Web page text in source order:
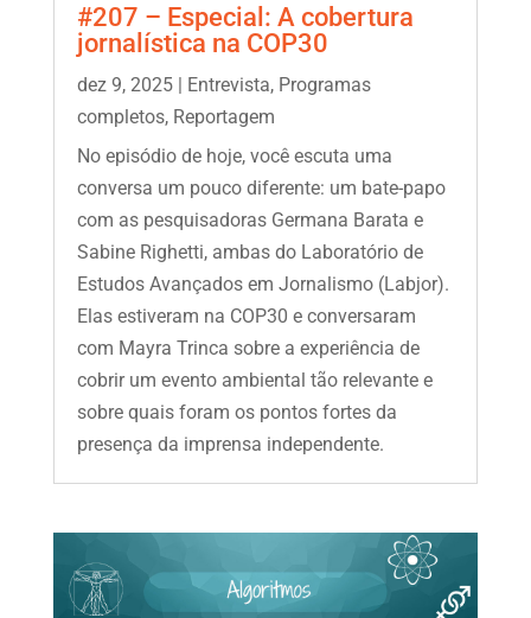
#207 – Especial: A cobertura
jornalística na COP30
dez 9, 2025| Entrevista, Programas
completos, Reportagem
No episódio de hoje, você escuta uma
conversa um pouco diferente: um bate-papo
com as pesquisadoras Germana Barata e
Sabine Righetti, ambas do Laboratório de
Estudos Avançados em Jornalismo (Labjor).
Elas estiveram na COP30 e conversaram
com Mayra Trinca sobre a experiência de
cobrir um evento ambiental tão relevante e
sobre quais foram os pontos fortes da
presença da imprensa independente.